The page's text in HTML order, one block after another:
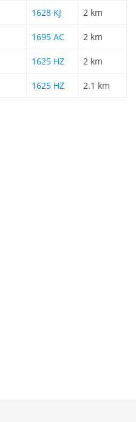
1628 KJ 2 km
1695 AC 2 km
1625 HZ 2 km
1625 HZ 2.1 km